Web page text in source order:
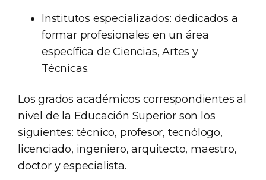
Institutos especializados: dedicados a
formar profesionales en un área
específica de Ciencias, Artes y
Técnicas.
Los grados académicos correspondientes al
nivel de la Educación Superior son los
siguientes: técnico, profesor, tecnólogo,
licenciado, ingeniero, arquitecto, maestro,
doctor y especialista.